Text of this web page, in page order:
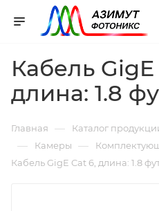
Кабель GigE
длина: 1.8
Главная — Каталог
— Камеры —
Кабель GigE Cat 6, длина: 1.8